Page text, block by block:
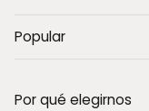
Popular
Por qué elegirnos